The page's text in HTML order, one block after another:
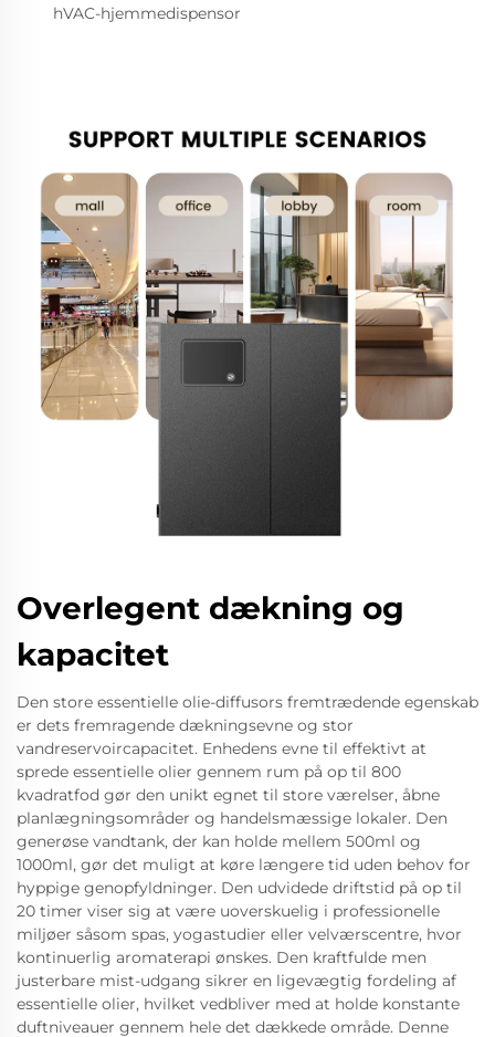
hVAC-hjemmedispensor
Overlegent dækning og
kapacitet
Den store essentielle olie-diffusors fremtrædende egenskab
er dets fremragende dækningsevne og stor
vandreservoircapacitet. Enhedens evne til effektivt at
sprede essentielle olier gennem rum på op til 800
kvadratfod gør den unikt egnet til store værelser, åbne
planlægningsområder og handelsmæssige lokaler. Den
generøse vandtank, der kan holde mellem 500ml og
1000ml, gør det muligt at køre længere tid uden behov for
hyppige genopfyldninger. Den udvidede driftstid på op til
20 timer viser sig at være uoverskuelig i professionelle
miljøer såsom spas, yogastudier eller velværscentre, hvor
kontinuerlig aromaterapi ønskes. Den kraftfulde men
justerbare mist-udgang sikrer en ligevægtig fordeling af
essentielle olier, hvilket vedbliver med at holde konstante
duftniveauer gennem hele det dækkede område. Denne